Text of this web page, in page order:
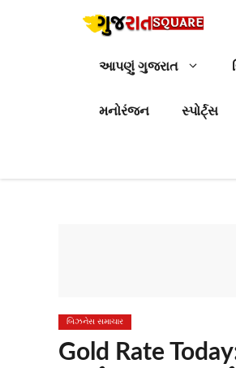
આપણું ગુજરાત
મનોરંજન સ્પોર્ટ્સ
બિઝનેસ સમાચાર
Gold Rate